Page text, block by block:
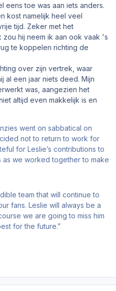
eens toe was aan iets anders.
kost namelijk heel veel
tijd. Zeker met het
hij neem ik aan ook vaak 's
te koppelen richting de
over zijn vertrek, waar
al een jaar niets deed. Mijn
was, aangezien het
altijd even makkelijk is en
went on sabbatical on
not to return to work for
for Leslie’s contributions to
as we worked together to make
team that will continue to
fans. Leslie will always be a
we are going to miss him
for the future.”